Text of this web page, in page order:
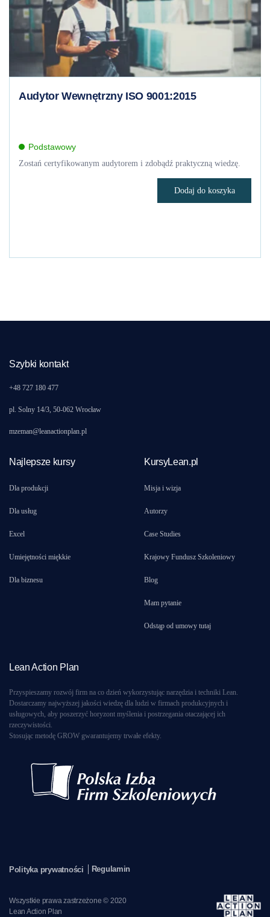
Audytor Wewnętrzny ISO 9001:2015
Podstawowy
Zostań certyfikowanym audytorem i zdobądź praktyczną wiedzę.
Dodaj do koszyka
Szybki kontakt
+48 727 180 477
pl. Solny 14/3, 50-062 Wrocław
mzeman@leanactionplan.pl
Najlepsze kursy
Dla produkcji
Dla usług
Excel
Umiejętności miękkie
Dla biznesu
KursyLean.pl
Misja i wizja
Autorzy
Case Studies
Krajowy Fundusz Szkoleniowy
Blog
Mam pytanie
Odstąp od umowy tutaj
Lean Action Plan
Przyspieszamy rozwój firm na co dzień wykorzystując narzędzia i techniki Lean.
Dostarczamy najwyższej jakości wiedzę dla ludzi w firmach produkcyjnych i
usługowych, aby poszerzyć horyzont myślenia i postrzegania otaczającej ich
rzeczywistości.
Stosując metodę GROW gwarantujemy trwałe efekty.
Wszystkie prawa zastrzeżone © 2020
Lean Action Plan
Polityka prywatności Regulamin